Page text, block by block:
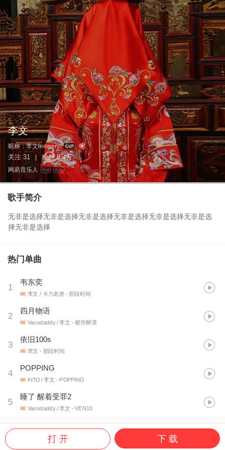
李文
昵称：李文leewenn
关注 31 粉丝 5.4万
网易音乐人 作词 作曲
歌手简介
无非是选择无非是选择无非是选择无非是选择无非是选择无非是选
择无非是选择
热门单曲
1
韦东奕
李文 / 卡力老虎 - 那段时间
2
四月物语
Vansdaddy / 李文 - 都市醉漢
3
依旧100s
李文 - 那段时间
4
POPPING
KITO / 李文 - POPPING
5
睡了 醒着受罪2
Vansdaddy / 李文 - VEN10
打 开 下 载